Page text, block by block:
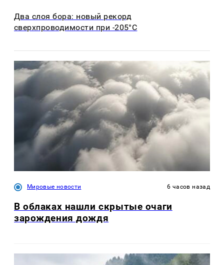
Два слоя бора: новый рекорд
сверхпроводимости при -205°C
Мировые новости 6 часов назад
В облаках нашли скрытые очаги
зарождения дождя